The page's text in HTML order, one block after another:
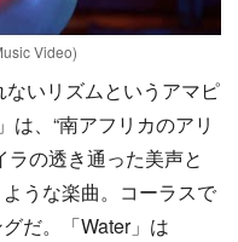
Video)
いリズムというアマピ
は、“南アフリカのアリ
ラの透き通った美声と
うな楽曲。コーラスで
だ。「Water」は